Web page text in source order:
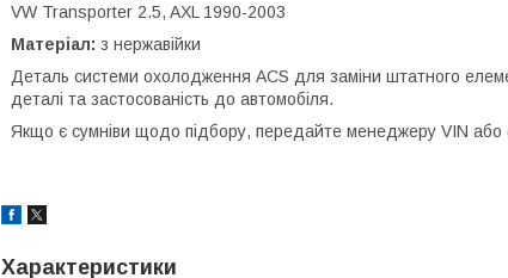
VW Transporter 2.5, AXL 1990-2003
Матеріал: з нержавійки
Деталь системи охолодження ACS для заміни штатного
деталі та застосованість до автомобіля.
Якщо є сумніви щодо підбору, передайте менеджеру VIN або
Характеристики